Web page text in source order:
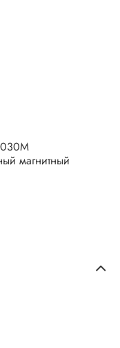
магнитный